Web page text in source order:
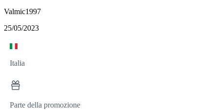
Valmic1997
25/05/2023
Italia
Parte della promozione